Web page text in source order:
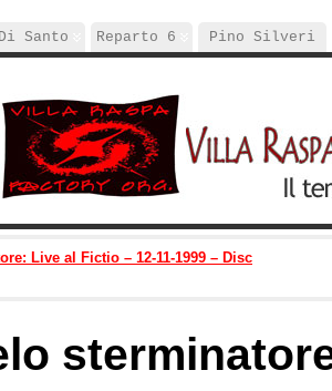
Santo Reparto 6 Pino Silveri
Live al Fictio – 12-11-1999 – Disc